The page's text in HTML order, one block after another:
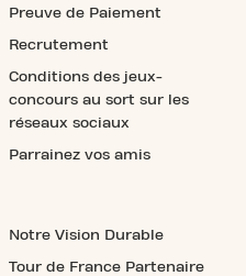
Preuve de Paiement
Recrutement
Conditions des jeux-
concours au sort sur les
réseaux sociaux
Parrainez vos amis
Notre Vision Durable
Tour de France Partenaire